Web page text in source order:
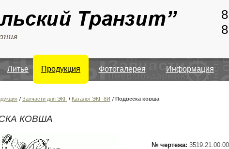
Литье Продукция Фотогалерея Информация
/ Запчасти для ЭКГ / Каталог ЭКГ-8И / Подвеска ковша
КОВША
№ чертежа: